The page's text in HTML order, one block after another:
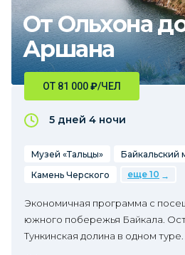
От Ольхона
Аршана
ОТ 81 000₽/ЧЕЛ
5 дней 4 ночи
Музей «Тальцы»
Байкальский
Камень Черского
еще 10
Экономичная программа с
южного побережья Байкала.
Тункинская долина в одном туре.